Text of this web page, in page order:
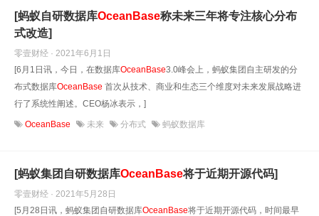
[蚂蚁自研数据库OceanBase称未来三年将专注核心分布
式改造]
零壹财经 · 2021年6月1日
[6月1日讯，今日，在数据库OceanBase3.0峰会上，蚂蚁集团自主研发的分
布式数据库OceanBase 首次从技术、商业和生态三个维度对未来发展战略进
行了系统性阐述。CEO杨冰表示，]
OceanBase 未来 分布式 蚂蚁数据库
[蚂蚁集团自研数据库OceanBase将于近期开源代码]
零壹财经 · 2021年5月28日
[5月28日讯，蚂蚁集团自研数据库OceanBase将于近期开源代码，时间最早